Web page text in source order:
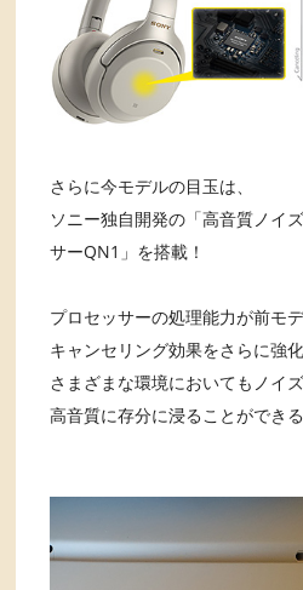
さらに今モデルの目玉は、
ソニー独自開発の「高音質ノイ
サーQN1」を搭載！
プロセッサーの処理能力が前モ
キャンセリング効果をさらに強化
さまざまな環境においてもノイ
高音質に存分に浸ることができる